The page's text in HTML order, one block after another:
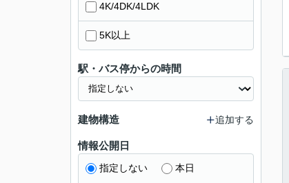
4K/4DK/4LDK
5K以上
駅・バス停からの時間
建物構造 追加する
情報公開日
指定しない 本日